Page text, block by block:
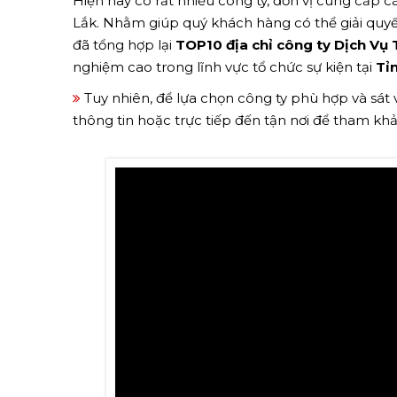
Lắk. Nhằm giúp quý khách hàng có thể giải
đã tổng hợp lại TOP10 địa chỉ công ty Dịch Vụ
nghiệm cao trong lĩnh vực tổ chức sự kiện tại
Tuy nhiên, để lựa chọn công ty phù hợp và
thông tin hoặc trực tiếp đến tận nơi để tham